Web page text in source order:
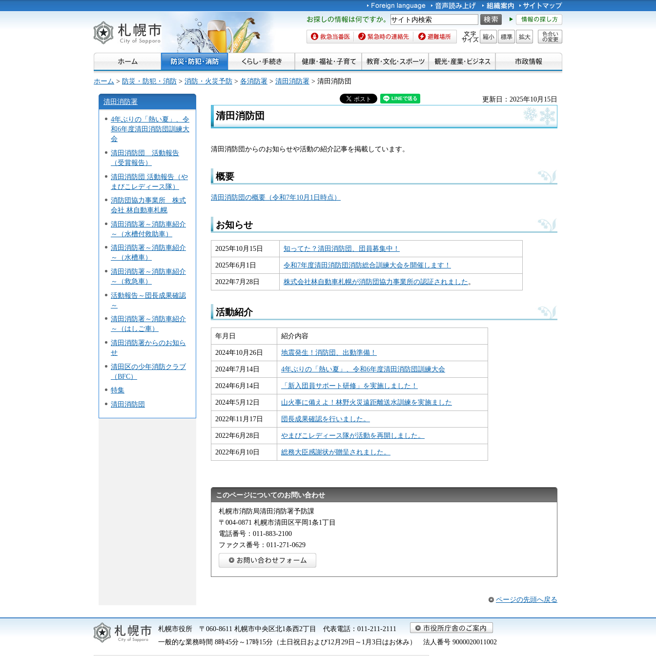
札幌市
お探しの情報は何です
か。
救急当番医 緊急時の連絡先 避難場所 文字サイズ
縮小 標準 拡大
色合い
ホーム > 防災・防犯・消防 > 消防・火災予防 > 各消防署 > 清田消防署 > 清田消防団
清田消防署
4年ぶりの「熱い夏」、令
和6年度清田消防団訓練大
会
清田消防団 活動報告
（受賞報告）
清田消防団 活動報告（や
まびこレディース隊）
消防団協力事業所 株式
会社 林自動車札幌
清田消防署～消防車紹介
～（水槽付救助車）
清田消防署～消防車紹介
～（水槽車）
清田消防署～消防車紹介
～（救急車）
活動報告～団長成果確認
～
清田消防署～消防車紹介
～（はしご車）
清田消防署からのお知ら
せ
清田区の少年消防クラブ
（BFC）
特集
清田消防団
更新日：2025年10月15日
清田消防団
清田消防団からのお知らせや活動の紹介記事を掲載しています。
概要
清田消防団の概要（令和7年10月1日時点）
お知らせ
2025年10月15日 知ってた？清田消防団、団員募集中！
2025年6月1日 令和7年度清田消防団消防総合訓練大会を開催します！
2022年7月28日 株式会社林自動車札幌が消防団協力事業所の認証されました。
活動紹介
年月日 紹介内容
2024年10月26日 地震発生！消防団、出動準備！
2024年7月14日 4年ぶりの「熱い夏」、令和6年度清田消防団訓練大会
2024年6月14日 「新入団員サポート研修」を実施しました！
2024年5月12日 山火事に備えよ！林野火災遠距離送水訓練を実施ました
2022年11月17日 団長成果確認を行いました。
2022年6月28日 やまびこレディース隊が活動を再開しました。
2022年6月10日 総務大臣感謝状が贈呈されました。
このページについてのお問い合わせ
札幌市消防局清田消防署予防課
〒004-0871 札幌市清田区平岡1条1丁目
電話番号：011-883-2100
ファクス番号：011-271-0629
ページの先頭へ戻る
札幌市役所 〒060-8611 札幌市中央区北1条西2丁目 代表電話：011-211-2111
一般的な業務時間 8時45分～17時15分（土日祝日および12月29日～1月3日はお休み） 法人番号 9000020011002